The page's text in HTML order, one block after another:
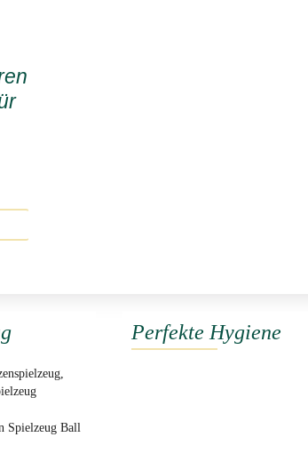
Spielzeug Ball
Perfekte Hygiene